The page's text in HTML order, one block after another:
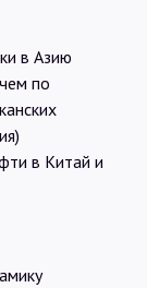
в Азию
по
в Китай и